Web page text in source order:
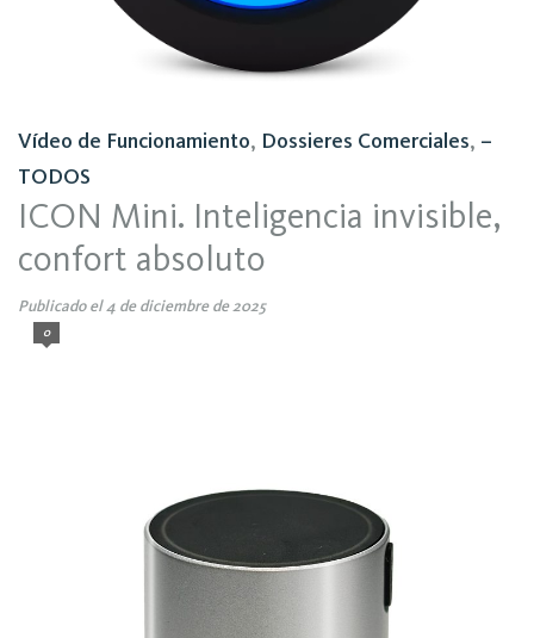
Vídeo de Funcionamiento, Dossieres Comerciales, –
TODOS
ICON Mini. Inteligencia invisible,
confort absoluto
Publicado el 4 de diciembre de 2025
0